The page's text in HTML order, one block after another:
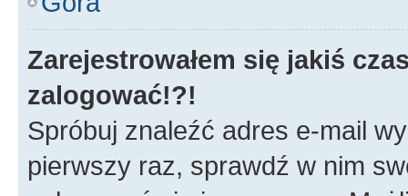
Zarejestrowałem się jakiś
zalogować!?!
Spróbuj znaleźć adres e-mail
pierwszy raz, sprawdź w nim